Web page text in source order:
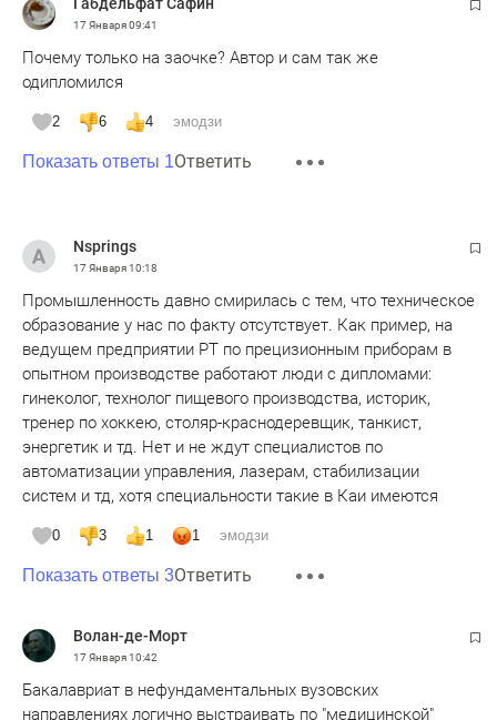
17 Января09:41
Почему только на заочке? Автор и сам так же
одипломился
2 6 4 эмодзи
Показать ответы 1Ответить
Nsprings
17 Января10:18
Промышленность давно смирилась с тем, что техническое
образование у нас по факту отсутствует. Как пример, на
ведущем предприятии РТ по прецизионным приборам в
опытном производстве работают люди с дипломами:
гинеколог, технолог пищевого производства, историк,
тренер по хоккею, столяр-краснодеревщик, танкист,
энергетик и тд. Нет и не ждут специалистов по
автоматизации управления, лазерам, стабилизации
систем и тд, хотя специальности такие в Каи имеются
0 3 1 1 эмодзи
Показать ответы 3Ответить
Волан-де-Морт
17 Января10:42
Бакалавриат в нефундаментальных вузовских
направлениях логично выстраивать по "медицинской"